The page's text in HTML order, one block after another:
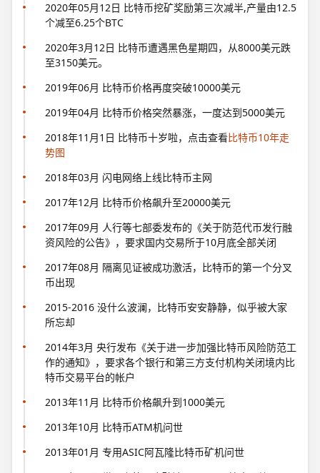
2020年05月12日 比特币挖矿奖励第三次减半,产量由12.5
个减至6.25个BTC
2020年3月12日 比特币遭遇黑色星期四，从8000美元跌
至3150美元。
2019年06月 比特币价格再度突破10000美元
2019年04月 比特币价格突然暴涨，一度达到5000美元
2018年11月1日 比特币十岁啦，点击查看比特币10年走
势图
2018年03月 闪电网络上线比特币主网
2017年12月 比特币价格飙升至20000美元
2017年09月 人行等七部委发布的《关于防范代帀发行融
资风险的公告》，要求国内交易所于10月底全部关闭
2017年08月 隔离见证被成功激活，比特币的第一个分叉
币出现
2015-2016 没什么波澜，比特币安安静静，似乎被大家
所忘却
2014年3月 央行发布《关于进一步加强比特币风险防范工
作的通知》，要求各个银行和第三方支付机构关闭境内比
特币交易平台的帐户
2013年11月 比特币价格飙升到1000美元
2013年10月 比特币ATM机问世
2013年01月 专用ASIC阿瓦隆比特币矿机问世